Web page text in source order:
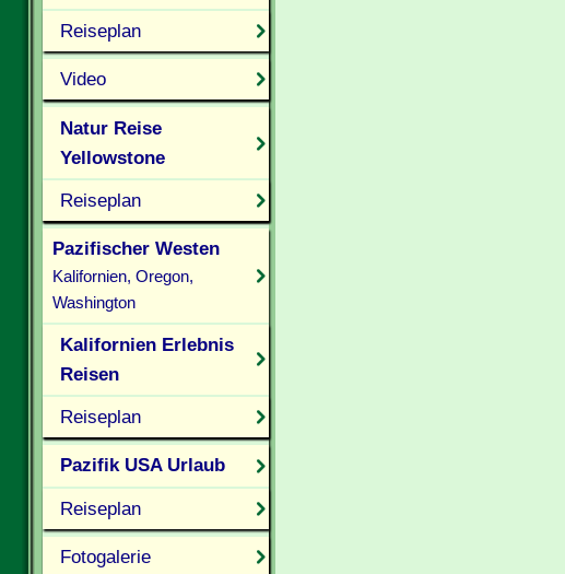
Reiseplan
Video
Natur Reise
Yellowstone
Reiseplan
Pazifischer Westen
Kalifornien, Oregon,
Washington
Kalifornien Erlebnis
Reisen
Reiseplan
Pazifik USA Urlaub
Reiseplan
Fotogalerie